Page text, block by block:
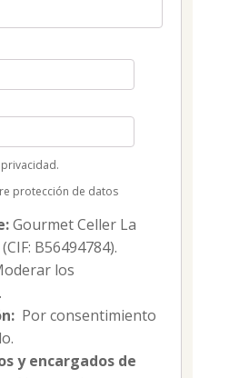
protección de datos
Gourmet Celler La
B56494784).
los
Por consentimiento
y encargados de